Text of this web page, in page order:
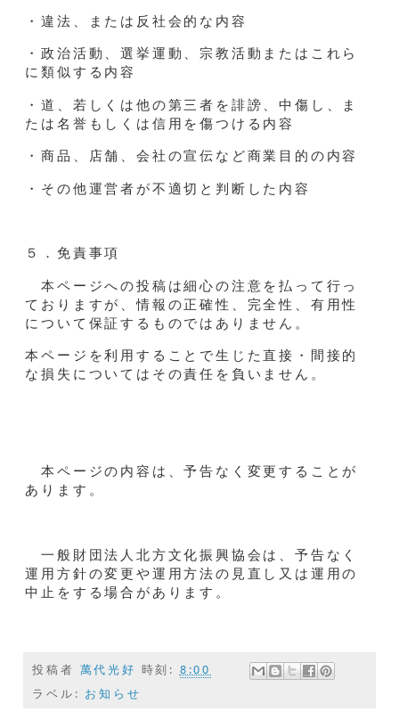
・違法、または反社会的な内容
・政治活動、選挙運動、宗教活動またはこれら
に類似する内容
・道、若しくは他の第三者を誹謗、中傷し、ま
たは名誉もしくは信用を傷つける内容
・商品、店舗、会社の宣伝など商業目的の内容
・その他運営者が不適切と判断した内容
５．免責事項
本ページへの投稿は細心の注意を払って行っ
ておりますが、情報の正確性、完全性、有用性
について保証するものではありません。
本ページを利用することで生じた直接・間接的
な損失についてはその責任を負いません。
本ページの内容は、予告なく変更することが
あります。
一般財団法人北方文化振興協会は、予告なく
運用方針の変更や運用方法の見直し又は運用の
中止をする場合があります。
投稿者 萬代光好 時刻: 8:00
ラベル: お知らせ